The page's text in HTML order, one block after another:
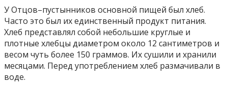
У Отцов–пустынников основной пищей был хлеб.
Часто это был их единственный продукт питания.
Хлеб представлял собой небольшие круглые и
плотные хлебцы диаметром около 12 сантиметров и
весом чуть более 150 граммов. Их сушили и хранили
месяцами. Перед употреблением хлеб размачивали в
воде.